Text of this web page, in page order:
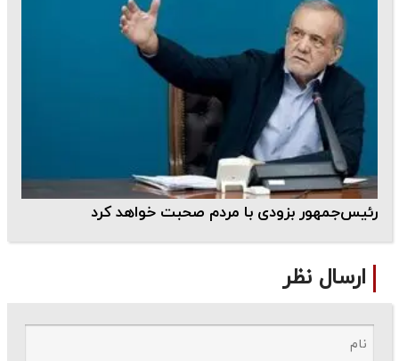
رئیس‌جمهور بزودی با مردم صحبت خواهد کرد
ارسال نظر